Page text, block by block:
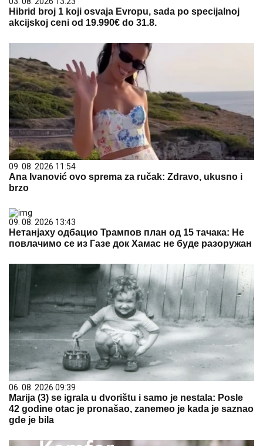
Hibrid broj 1 koji osvaja Evropu, sada po specijalnoj
akcijskoj ceni od 19.990€ do 31.8.
09. 08. 2026 11:54
Ana Ivanović ovo sprema za ručak: Zdravo, ukusno i
brzo
09. 08. 2026 13:43
Нетанјаху одбацио Трампов план од 15 тачака: Не
повлачимо се из Газе док Хамас не буде разоружан
06. 08. 2026 09:39
Marija (3) se igrala u dvorištu i samo je nestala: Posle
42 godine otac je pronašao, zanemeo je kada je saznao
gde je bila